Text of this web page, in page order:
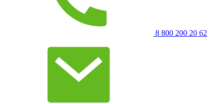
8 800 200 20 62